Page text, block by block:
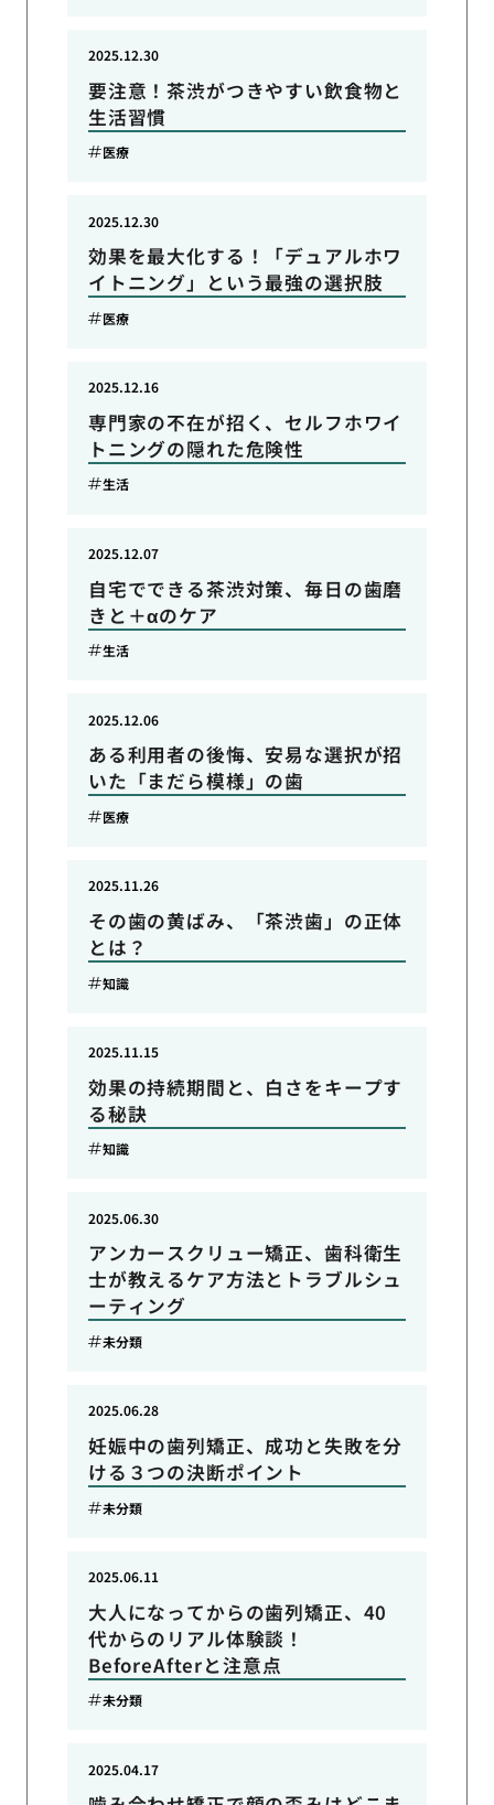
要注意！茶渋がつきやすい飲食物と
生活習慣
2025.12.30
医療
効果を最大化する！「デュアルホワ
イトニング」という最強の選択肢
2025.12.30
医療
専門家の不在が招く、セルフホワイ
トニングの隠れた危険性
2025.12.16
生活
自宅でできる茶渋対策、毎日の歯磨
きと＋αのケア
2025.12.07
生活
ある利用者の後悔、安易な選択が招
いた「まだら模様」の歯
2025.12.06
医療
その歯の黄ばみ、「茶渋歯」の正体
とは？
2025.11.26
知識
効果の持続期間と、白さをキープす
る秘訣
2025.11.15
知識
アンカースクリュー矯正、歯科衛生
士が教えるケア方法とトラブルシュ
ーティング
2025.06.30
未分類
妊娠中の歯列矯正、成功と失敗を分
ける３つの決断ポイント
2025.06.28
未分類
大人になってからの歯列矯正、40
代からのリアル体験談！
BeforeAfterと注意点
2025.06.11
未分類
2025.04.17